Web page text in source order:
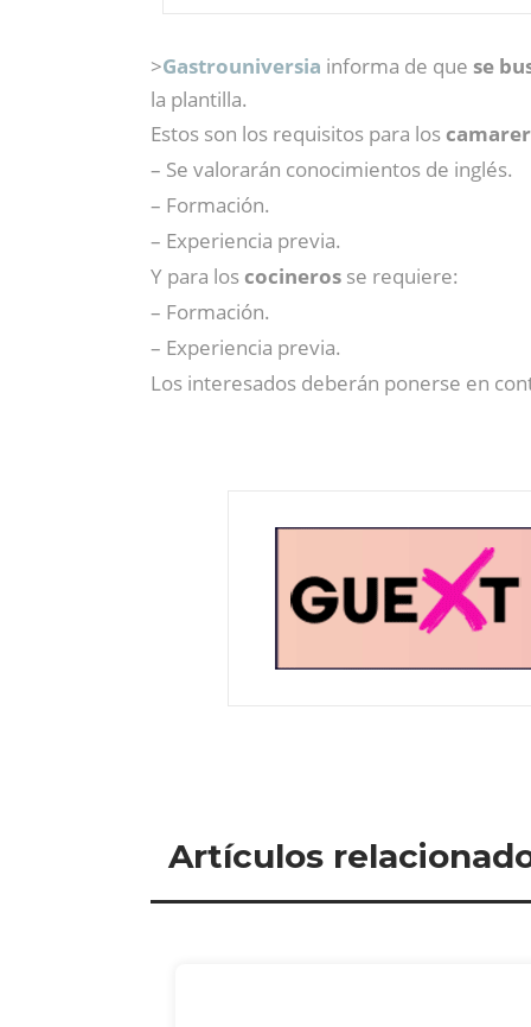
>Gastrouniversia informa de que se
la plantilla.
Estos son los requisitos para los
– Se valorarán conocimientos de inglés.
– Formación.
– Experiencia previa.
Y para loscocineros se requiere:
– Formación.
– Experiencia previa.
Los interesados deberán ponerse en
Artículos